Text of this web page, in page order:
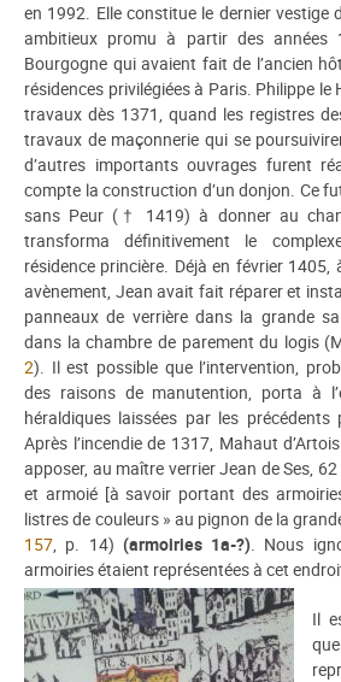
en 1992. Elle constitue le dernier vestige
ambitieux promu à partir des
Bourgogne qui avaient fait de l’ancien
résidences privilégiées à Paris. Philippe
travaux dès 1371, quand les registres
travaux de maçonnerie qui se
d’autres importants ouvrages furent
compte la construction d’un donjon. Ce
sans Peur († 1419) à donner au
transforma définitivement le
résidence princière. Déjà en février 1405,
avènement, Jean avait fait réparer et
panneaux de verrière dans la grande
dans la chambre de parement du logis
2). Il est possible que l’intervention,
des raisons de manutention, porta à
héraldiques laissées par les précédents
Après l’incendie de 1317, Mahaut
apposer, au maître verrier Jean de Ses,
et armoié [à savoir portant des
listres de couleurs » au pignon de la
157, p. 14) (armoiries 1a-?). Nous
armoiries étaient représentées à cet
Il